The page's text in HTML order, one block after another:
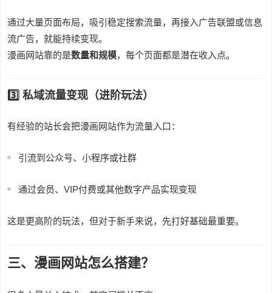
通过大量页面布局，吸引稳定搜索流量，再接入广告联盟或信息
流广告，就能持续变现。
漫画网站靠的是数量和规模，每个页面都是潜在收入点。
3️⃣ 私域流量变现（进阶玩法）
有经验的站长会把漫画网站作为流量入口：
引流到公众号、小程序或社群
通过会员、VIP付费或其他数字产品实现变现
这是更高阶的玩法，但对于新手来说，先打好基础最重要。
三、漫画网站怎么搭建？